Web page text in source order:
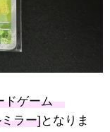
ドゲーム
ラー]となりま